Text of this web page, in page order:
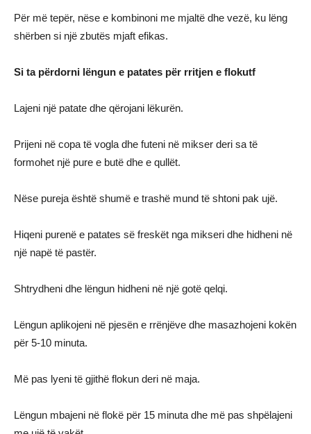
Për më tepër, nëse e kombinoni me mjaltë dhe vezë, ku lëng
shërben si një zbutës mjaft efikas.
Si ta përdorni lëngun e patates për rritjen e flokutf
Lajeni një patate dhe qërojani lëkurën.
Prijeni në copa të vogla dhe futeni në mikser deri sa të
formohet një pure e butë dhe e qullët.
Nëse pureja është shumë e trashë mund të shtoni pak ujë.
Hiqeni purenë e patates së freskët nga mikseri dhe hidheni në
një napë të pastër.
Shtrydheni dhe lëngun hidheni në një gotë qelqi.
Lëngun aplikojeni në pjesën e rrënjëve dhe masazhojeni kokën
për 5-10 minuta.
Më pas lyeni të gjithë flokun deri në maja.
Lëngun mbajeni në flokë për 15 minuta dhe më pas shpëlajeni